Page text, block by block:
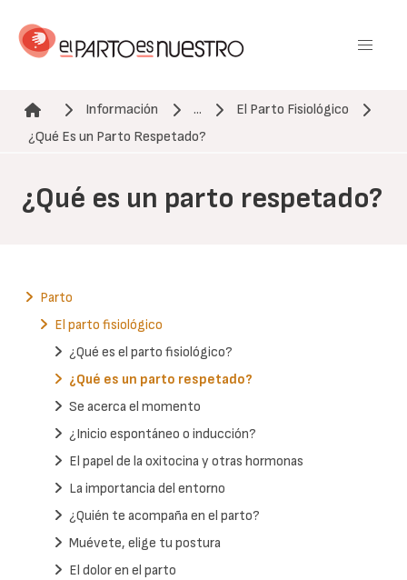
contenido
Ruta de navegación
Información ...
El Parto Fisiológico
¿Qué Es un Parto Respetado?
¿Qué es un parto respetado?
Parto
El parto fisiológico
¿Qué es el parto fisiológico?
¿Qué es un parto respetado?
Se acerca el momento
¿Inicio espontáneo o inducción?
El papel de la oxitocina y otras hormonas
La importancia del entorno
¿Quién te acompaña en el parto?
Muévete, elige tu postura
El dolor en el parto